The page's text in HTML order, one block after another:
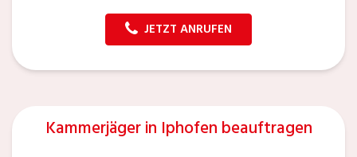
JETZT ANRUFEN
Kammerjäger in Iphofen beauftragen